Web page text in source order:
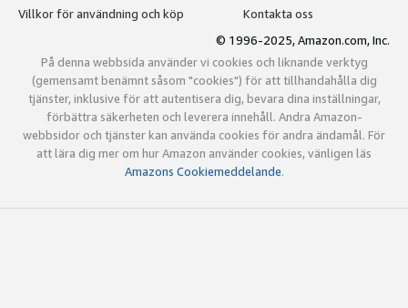
Villkor för användning och köp
Kontakta oss
© 1996-2025, Amazon.com, Inc.
På denna webbsida använder vi cookies och liknande verktyg
(gemensamt benämnt såsom "cookies") för att tillhandahålla dig
tjänster, inklusive för att autentisera dig, bevara dina inställningar,
förbättra säkerheten och leverera innehåll. Andra Amazon-
webbsidor och tjänster kan använda cookies för andra ändamål. För
att lära dig mer om hur Amazon använder cookies, vänligen läs
Amazons Cookiemeddelande.